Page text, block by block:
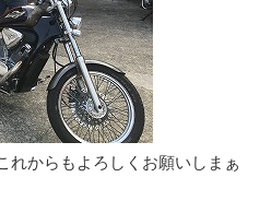
れからもよろしくお願いしまぁ